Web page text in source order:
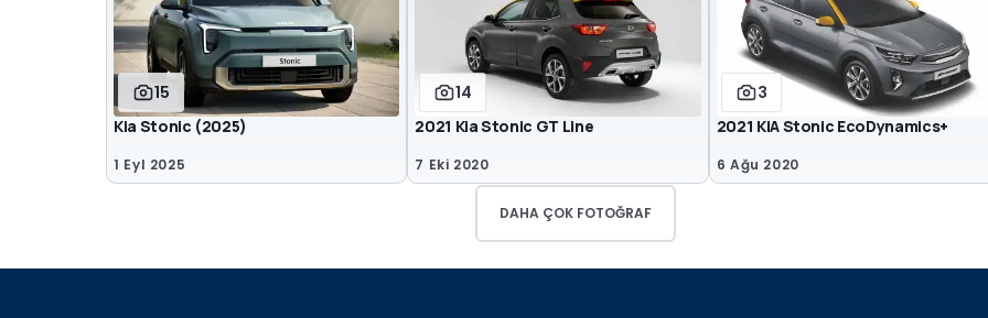
15
Kia Stonic (2025)
1 Eyl 2025
14
2021 Kia Stonic GT Line
7 Eki 2020
3
2021 KIA Stonic EcoDynamics+
6 Ağu 2020
DAHA ÇOK FOTOĞRAF